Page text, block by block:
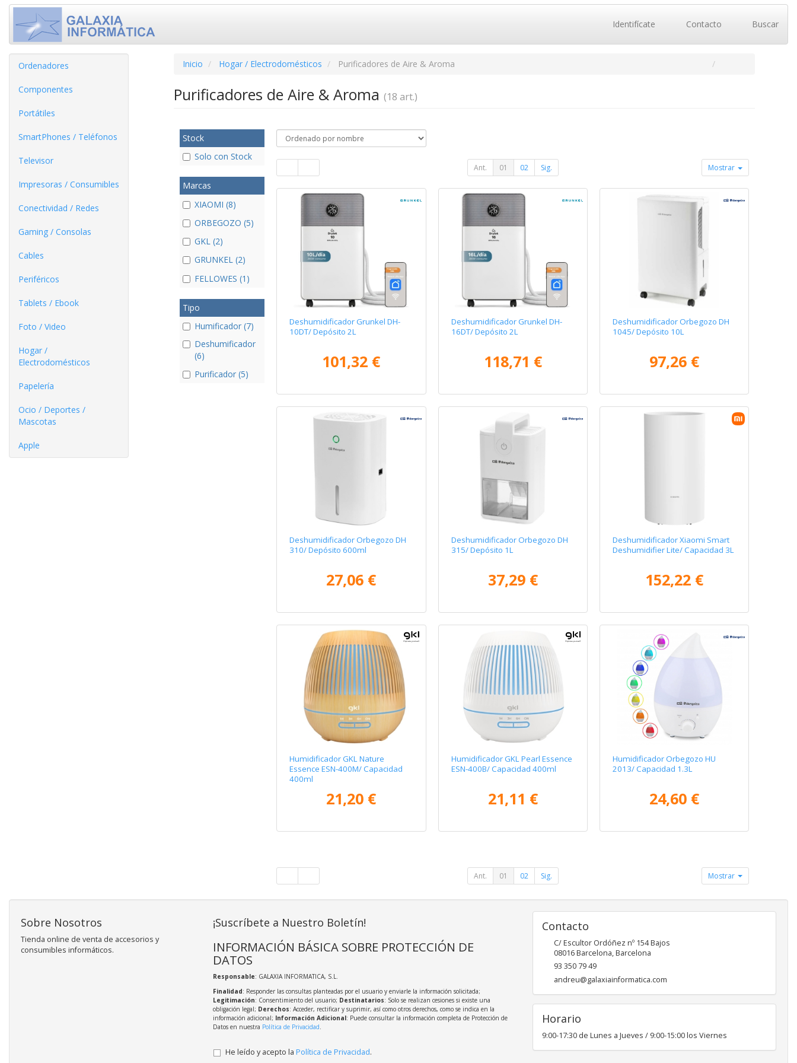
Identifícate Contacto Buscar
Ordenadores
Componentes
Portátiles
SmartPhones / Teléfonos
Televisor
Impresoras / Consumibles
Conectividad / Redes
Gaming / Consolas
Cables
Periféricos
Tablets / Ebook
Foto / Video
Hogar /
Electrodomésticos
Papelería
Ocio / Deportes /
Mascotas
Apple
Inicio Hogar / Electrodomésticos Purificadores de Aire & Aroma
Purificadores de Aire & Aroma (18 art.)
Stock
Solo con Stock
Marcas
XIAOMI (8)
ORBEGOZO (5)
GKL (2)
GRUNKEL (2)
FELLOWES (1)
Tipo
Humificador (7)
Deshumificador
(6)
Purificador (5)
Ant. 01 02 Sig. Mostrar
Deshumidificador Grunkel DH-
10DT/ Depósito 2L
101,32 €
Deshumidificador Grunkel DH-
16DT/ Depósito 2L
118,71 €
Deshumidificador Orbegozo DH
1045/ Depósito 10L
97,26 €
Deshumidificador Orbegozo DH
310/ Depósito 600ml
27,06 €
Deshumidificador Orbegozo DH
315/ Depósito 1L
37,29 €
Deshumidificador Xiaomi Smart
Deshumidifier Lite/ Capacidad 3L
152,22 €
Humidificador GKL Nature
Essence ESN-400M/ Capacidad
400ml
21,20 €
Humidificador GKL Pearl Essence
ESN-400B/ Capacidad 400ml
21,11 €
Humidificador Orbegozo HU
2013/ Capacidad 1.3L
24,60 €
Ant. 01 02 Sig. Mostrar
Sobre Nosotros
Tienda online de venta de accesorios y
consumibles informáticos.
¡Suscríbete a Nuestro Boletín!
INFORMACIÓN BÁSICA SOBRE PROTECCIÓN DE
DATOS
Responsable: GALAXIA INFORMATICA, S.L.
Finalidad: Responder las consultas planteadas por el usuario y enviarle la información solicitada;
Legitimación: Consentimiento del usuario; Destinatarios: Solo se realizan cesiones si existe una
obligación legal; Derechos: Acceder, rectificar y suprimir, así como otros derechos, como se indica en la
información adicional; Información Adicional: Puede consultar la información completa de Protección de
Datos en nuestra Política de Privacidad
He leído y acepto la Política de Privacidad.
Contacto
C/ Escultor Ordóñez nº 154 Bajos
08016Barcelona,Barcelona
93 350 79 49
andreu@galaxiainformatica.com
Horario
9:00-17:30 de Lunes a Jueves / 9:00-15:00 los Viernes